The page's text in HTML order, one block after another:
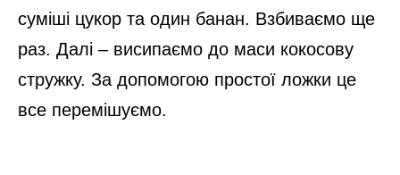
суміші цукор та один банан. Взбиваємо ще
раз. Далі – висипаємо до маси кокосову
стружку. За допомогою простої ложки це
все перемішуємо.